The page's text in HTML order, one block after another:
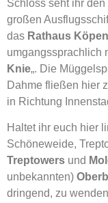
Schloss seht ihr
großen
das Rathaus
umgangssprachlich
Knie„. Die
Dahme fließen hier
in Richtung
Haltet ihr euch hier
Schöneweide,
Treptowers und
unbekannten)
dringend, zu